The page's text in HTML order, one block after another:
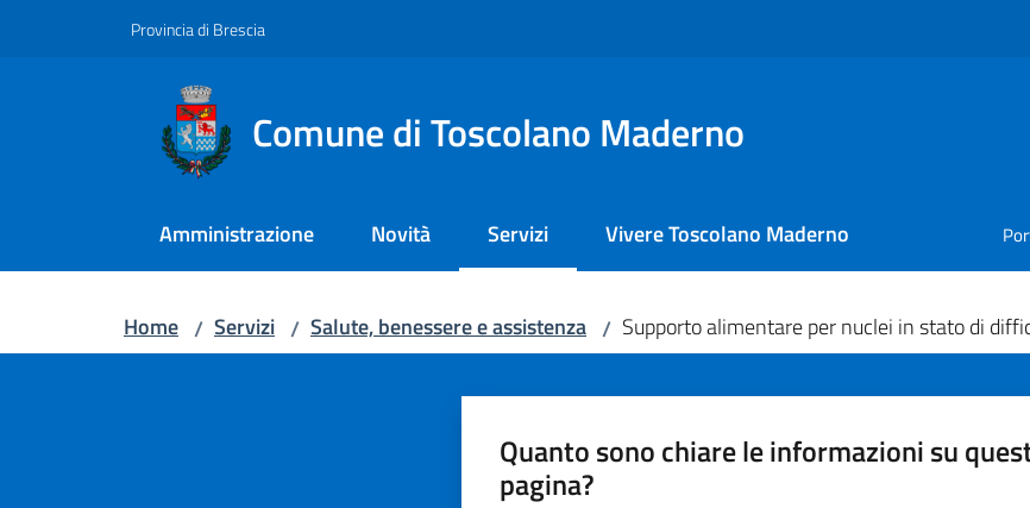
Provincia di Brescia
Comune di Toscolano Maderno
Amministrazione Novità Servizi
Menu selezionatoVivere Toscolano Maderno
Home / Servizi / Salute, benessere e assistenza / Supporto alimentare per nuclei in stato di
Quanto sono chiare le informazioni su
pagina?